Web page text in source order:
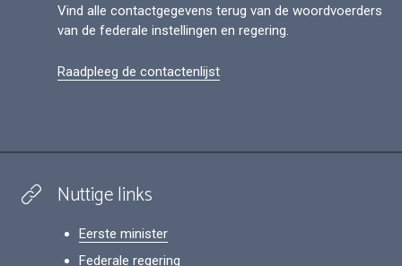
Vind alle contactgegevens terug van de woordvoerders
van de federale instellingen en regering.
Raadpleeg de contactenlijst
Nuttige links
Eerste minister
Federale regering